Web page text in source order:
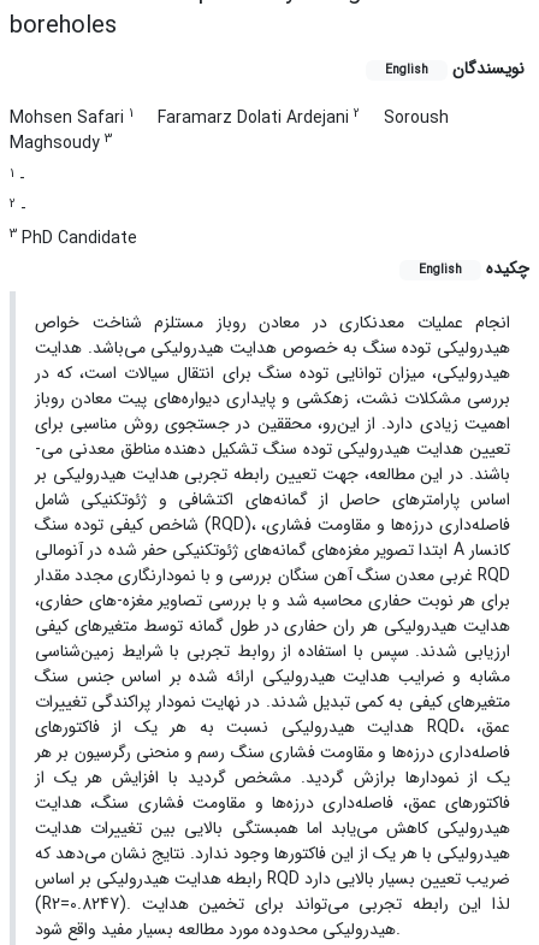
boreholes
نویسندگان English
Mohsen Safari 1 Faramarz Dolati Ardejani 2
Soroush
Maghsoudy 3
1 -
2 -
3 PhD Candidate
چکیده
English
انجام عملیات معدنکاری در معادن روباز مستلزم شناخت خواص
هیدرولیکی توده سنگ به خصوص هدایت هیدرولیکی می‌باشد. هدایت
هیدرولیکی، میزان توانایی توده سنگ برای انتقال سیالات است، که در
بررسی مشکلات نشت، زهکشی و پایداری دیواره‌های پیت معادن روباز
اهمیت زیادی دارد. از این‌رو، محققین در جستجوی روش مناسبی برای
تعیین هدایت هیدرولیکی توده سنگ تشکیل دهنده مناطق معدنی می-
باشند. در این مطالعه، جهت تعیین رابطه تجربی هدایت هیدرولیکی بر
اساس پارامترهای حاصل از گمانه‌های اکتشافی و ژئوتکنیکی شامل
شاخص کیفی توده سنگ (RQD)، فاصله‌داری درزه‌ها و مقاومت فشاری،
ابتدا تصویر مغزه‌های گمانه‌های ژئوتکنیکی حفر شده در آنومالی A کانسار
غربی معدن سنگ آهن سنگان بررسی و با نمودارنگاری مجدد مقدار RQD
برای هر نوبت حفاری محاسبه شد و با بررسی تصاویر مغزه-های حفاری،
هدایت هیدرولیکی هر ران حفاری در طول گمانه توسط متغیرهای کیفی
ارزیابی شدند. سپس با استفاده از روابط تجربی با شرایط زمین‌شناسی
مشابه و ضرایب هدایت هیدرولیکی ارائه شده بر اساس جنس سنگ
متغیرهای کیفی به کمی تبدیل شدند. در نهایت نمودار پراکندگی تغییرات
هدایت هیدرولیکی نسبت به هر یک از فاکتورهای RQD، عمق،
فاصله‌داری درزه‌ها و مقاومت فشاری سنگ رسم و منحنی رگرسیون بر هر
یک از نمودارها برازش گردید. مشخص گردید با افزایش هر یک از
فاکتورهای عمق، فاصله‌داری درزه‌ها و مقاومت فشاری سنگ، هدایت
هیدرولیکی کاهش می‌یابد اما همبستگی بالایی بین تغییرات هدایت
هیدرولیکی با هر یک از این فاکتورها وجود ندارد. نتایج نشان می‌دهد که
رابطه هدایت هیدرولیکی بر اساس RQD ضریب تعیین بسیار بالایی دارد
(R2=0.8247). لذا این رابطه تجربی می‌تواند برای تخمین هدایت
هیدرولیکی محدوده مورد مطالعه بسیار مفید واقع شود.